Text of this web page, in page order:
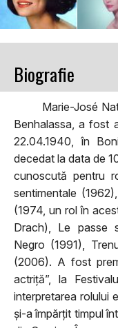
Biografie
Marie-José Nat ,
Benhalassa, a fost
22.04.1940, în
decedat la data de
cunoscută pentru
sentimentale
(1974, un rol în
Drach), Le passe
Negro (1991),
(2006). A fost
actriță”, la
interpretarea rolului
și-a împărțit timpul